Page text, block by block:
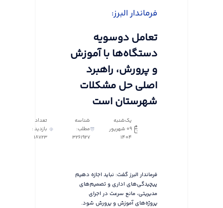
فرماندار البرز:
تعامل دوسویه
دستگاه‌ها با آموزش
و پرورش، راهبرد
اصلی حل مشکلات
شهرستان است
یک‌شنبه
09 شهریور
1404
شناسه
مطلب:
3261927
تعداد
بازدید :
18723
فرماندار البرز گفت: نباید اجازه دهیم
پیچیدگی‌های اداری و تصمیم‌های
مدیریتی، مانع سرعت در اجرای
پروژه‌های آموزش و پرورش شود.